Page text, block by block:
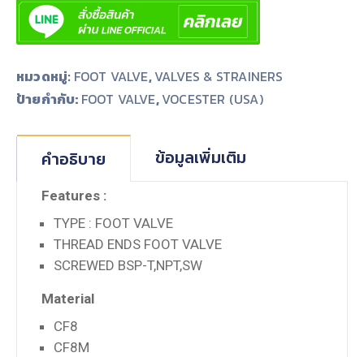
หมวดหมู่: FOOT VALVE,VALVES & STRAINERS
ป้ายกำกับ: FOOT VALVE,VOCESTER (USA)
คำอธิบาย ข้อมูลเพิ่มเติม
Features :
TYPE : FOOT VALVE
THREAD ENDS FOOT VALVE
SCREWED BSP-T,NPT,SW
Material
CF8
CF8M